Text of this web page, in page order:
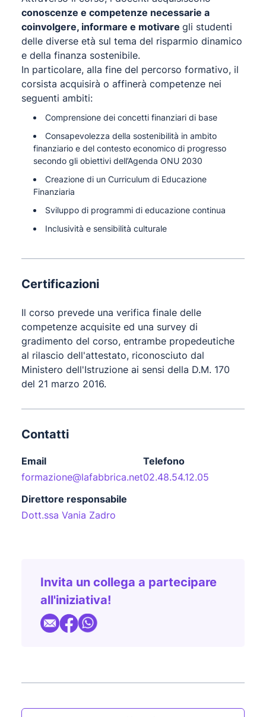
conoscenze e competenze necessarie a
coinvolgere, informare e motivare gli studenti
delle diverse età sul tema del risparmio dinamico
e della finanza sostenibile.
In particolare, alla fine del percorso formativo, il
corsista acquisirà o affinerà competenze nei
seguenti ambiti:
Comprensione dei concetti finanziari di base
Consapevolezza della sostenibilità in ambito
finanziario e del contesto economico di progresso
secondo gli obiettivi dell’Agenda ONU 2030
Creazione di un Curriculum di Educazione
Finanziaria
Sviluppo di programmi di educazione continua
Inclusività e sensibilità culturale
Certificazioni
Il corso prevede una verifica finale delle
competenze acquisite ed una survey di
gradimento del corso, entrambe propedeutiche
al rilascio dell'attestato, riconosciuto dal
Ministero dell'Istruzione ai sensi della D.M. 170
del 21 marzo 2016.
Contatti
Email
formazione@lafabbrica.net
Telefono
02.48.54.12.05
Direttore responsabile
Dott.ssa Vania Zadro
Invita un collega a partecipare
all'iniziativa!